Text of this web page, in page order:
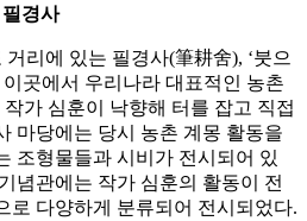
경사
리에 있는 필경사(筆耕舍), ‘붓으
곳에서 우리나라 대표적인 농촌
작가 심훈이 낙향해 터를 잡고 직접
마당에는 당시 농촌 계몽 활동을
조형물들과 시비가 전시되어 있
념관에는 작가 심훈의 활동이 전
로 다양하게 분류되어 전시되었다.